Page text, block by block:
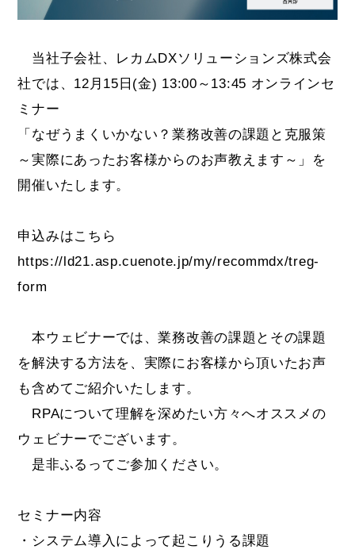
当社子会社、レカムDXソリューションズ株式会
社では、12月15日(金) 13:00～13:45 オンラインセ
ミナー
「なぜうまくいかない？業務改善の課題と克服策
～実際にあったお客様からのお声教えます～」を
開催いたします。
申込みはこちら
https://ld21.asp.cuenote.jp/my/recommdx/treg-
form
本ウェビナーでは、業務改善の課題とその課題
を解決する方法を、実際にお客様から頂いたお声
も含めてご紹介いたします。
RPAについて理解を深めたい方々へオススメの
ウェビナーでございます。
是非ふるってご参加ください。
セミナー内容
・システム導入によって起こりうる課題